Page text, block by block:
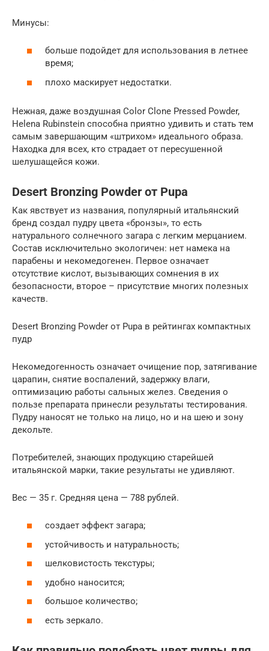
Минусы:
больше подойдет для использования в летнее
время;
плохо маскирует недостатки.
Нежная, даже воздушная Color Clone Pressed Powder,
Helena Rubinstein способна приятно удивить и стать тем
самым завершающим «штрихом» идеального образа.
Находка для всех, кто страдает от пересушенной
шелушащейся кожи.
Desert Bronzing Powder от Pupa
Как явствует из названия, популярный итальянский
бренд создал пудру цвета «бронзы», то есть
натурального солнечного загара с легким мерцанием.
Состав исключительно экологичен: нет намека на
парабены и некомедогенен. Первое означает
отсутствие кислот, вызывающих сомнения в их
безопасности, второе – присутствие многих полезных
качеств.
Desert Bronzing Powder от Pupa в рейтингах компактных
пудр
Некомедогенность означает очищение пор, затягивание
царапин, снятие воспалений, задержку влаги,
оптимизацию работы сальных желез. Сведения о
пользе препарата принесли результаты тестирования.
Пудру наносят не только на лицо, но и на шею и зону
декольте.
Потребителей, знающих продукцию старейшей
итальянской марки, такие результаты не удивляют.
Вес — 35 г. Средняя цена — 788 рублей.
создает эффект загара;
устойчивость и натуральность;
шелковистость текстуры;
удобно наносится;
большое количество;
есть зеркало.